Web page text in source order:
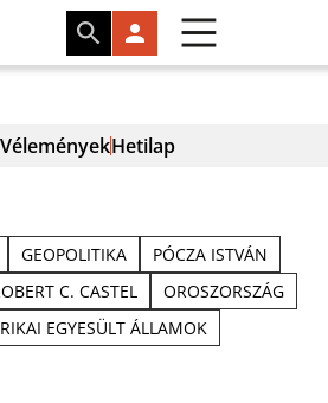
VéleményekHetilap
GEOPOLITIKA
PÓCZA ISTVÁN
C. CASTEL
OROSZORSZÁG
EGYESÜLT ÁLLAMOK